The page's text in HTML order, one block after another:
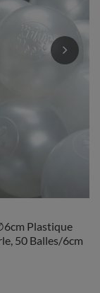
Plastique
50 Balles/6cm